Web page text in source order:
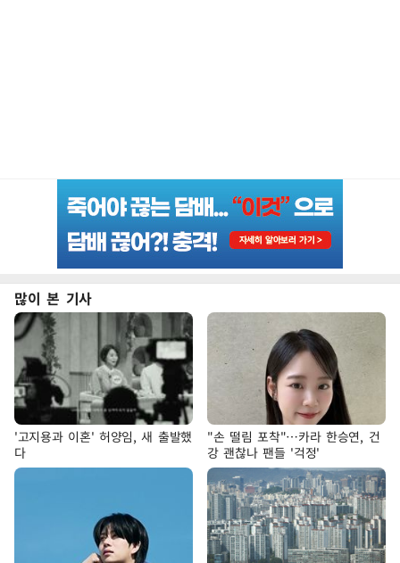
많이 본 기사
'고지용과 이혼' 허양임, 새 출발했
다
"손 떨림 포착"…카라 한승연, 건
강 괜찮나 팬들 '걱정'